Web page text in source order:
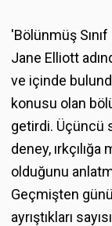
'Bölünmüş
Jane Elliott
ve içinde
konusu olan
getirdi. Üçüncü
deney,
olduğunu
Geçmişten
ayrıştıkları